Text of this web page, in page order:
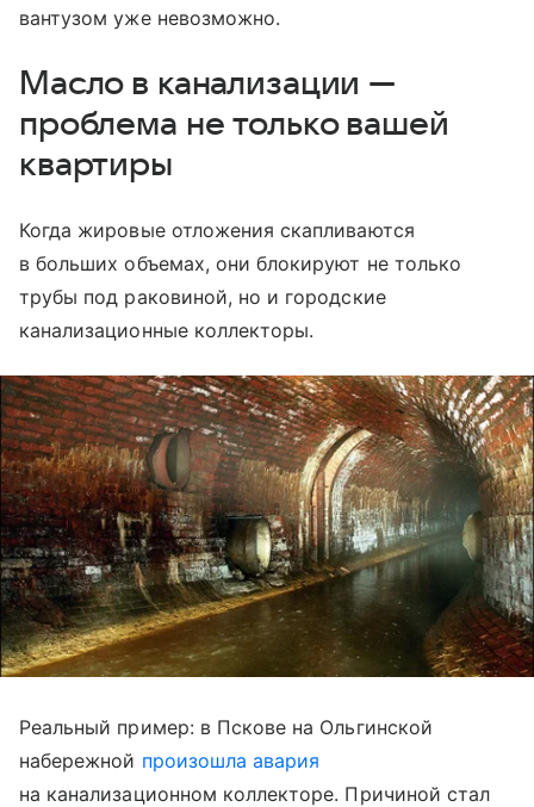
вантузом уже невозможно.
Масло в канализации —
проблема не только вашей
квартиры
Когда жировые отложения скапливаются
в больших объемах, они блокируют не только
трубы под раковиной, но и городские
канализационные коллекторы.
Реальный пример: в Пскове на Ольгинской
набережной произошла авария
на канализационном коллекторе. Причиной стал